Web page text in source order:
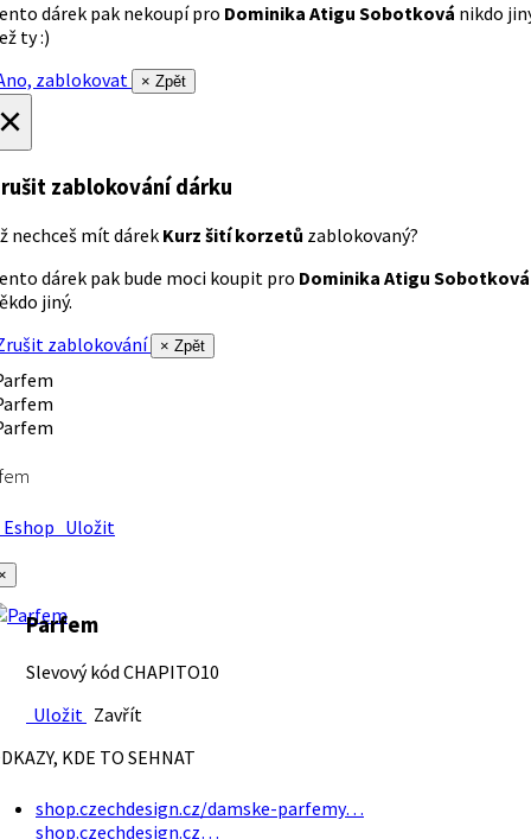
dárek pak nekoupí pro Dominika Atigu Sobotková nikdo
ty :)
zablokovat
× Zpět
zablokování dárku
nechceš mít dárek Kurz šití korzetů zablokovaný?
dárek pak bude moci koupit pro Dominika Atigu Sobotková
jiný.
zablokování
× Zpět
Uložit
Parfem
Slevový kód CHAPITO10
Uložit Zavřít
KDE TO SEHNAT
shop.czechdesign.cz/damske-parfemy…
shop.czechdesign.cz…